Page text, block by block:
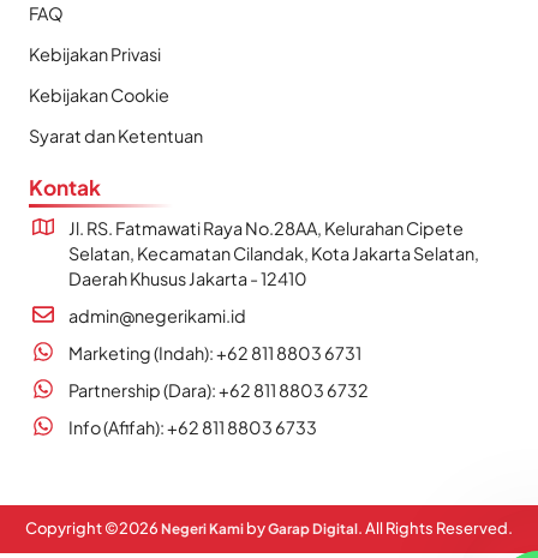
FAQ
Kebijakan Privasi
Kebijakan Cookie
Syarat dan Ketentuan
Kontak
Jl. RS. Fatmawati Raya No.28AA, Kelurahan Cipete
Selatan, Kecamatan Cilandak, Kota Jakarta Selatan,
Daerah Khusus Jakarta - 12410
admin@negerikami.id
Marketing (Indah): +62 811 8803 6731
Partnership (Dara): +62 811 8803 6732
Info (Afifah): +62 811 8803 6733
Copyright ©2026 Negeri Kami byGarap Digital. All Rights Reserved.